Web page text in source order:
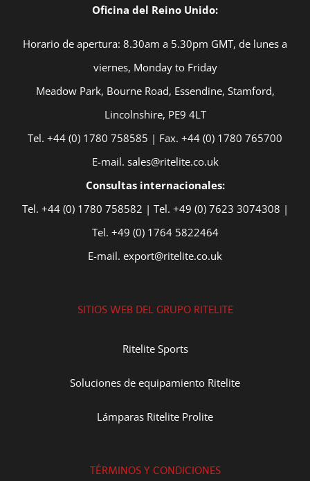
Oficina del Reino Unido:
Horario de apertura: 8.30am a 5.30pm GMT, de lunes a
viernes, Monday to Friday
Meadow Park, Bourne Road, Essendine, Stamford,
Lincolnshire, PE9 4LT
Tel. +44 (0) 1780 758585 | Fax. +44 (0) 1780 765700
E-mail. sales@ritelite.co.uk
Consultas internacionales:
Tel. +44 (0) 1780 758582 | Tel. +49 (0) 7623 3074308 |
Tel. +49 (0) 1764 5822464
E-mail. export@ritelite.co.uk
SITIOS WEB DEL GRUPO RITELITE
Ritelite Sports
Soluciones de equipamiento Ritelite
Lámparas Ritelite Prolite
TÉRMINOS Y CONDICIONES